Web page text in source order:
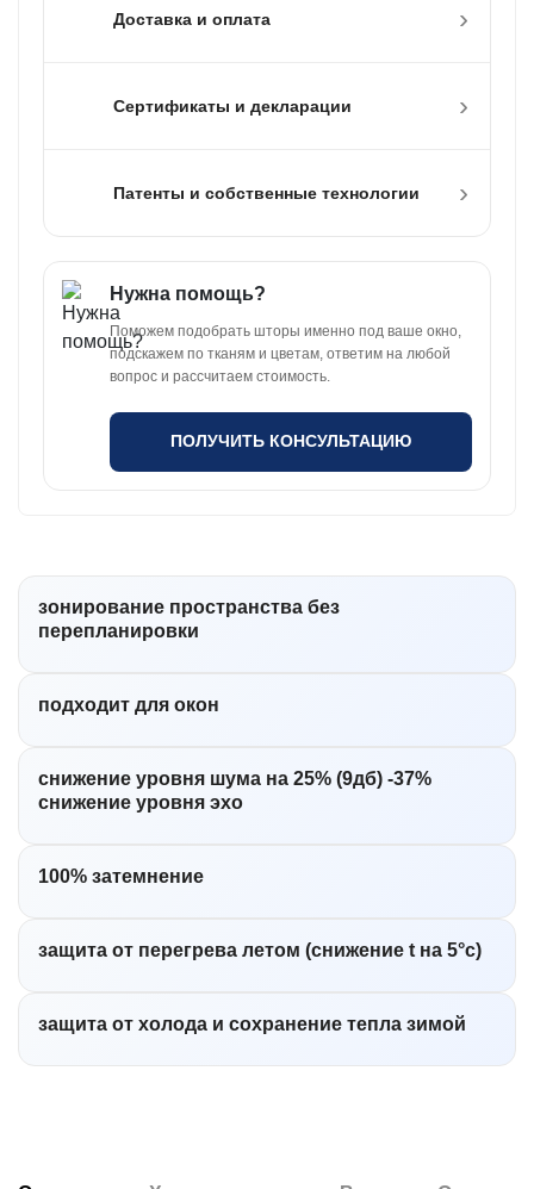
Доставка и оплата ›
Сертификаты и декларации ›
Патенты и собственные технологии ›
Нужна помощь?
Поможем подобрать шторы именно под ваше окно,
подскажем по тканям и цветам, ответим на любой
вопрос и рассчитаем стоимость.
ПОЛУЧИТЬ КОНСУЛЬТАЦИЮ
зонирование пространства без
перепланировки
подходит для окон
снижение уровня шума на 25% (9дб) -37%
снижение уровня эхо
100% затемнение
защита от перегрева летом (снижение t на 5°c)
защита от холода и сохранение тепла зимой